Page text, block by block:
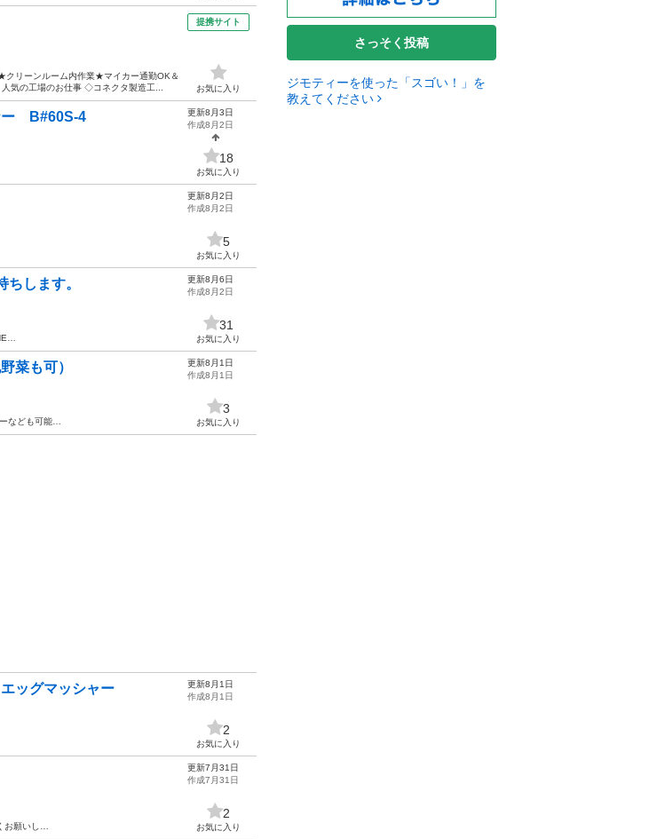
クリーンルーム内作業★マイカー通勤OK＆
気の工場のお仕事 ◇コネクタ製造工...
提携サイト
お気に入り
B#60S-4
更新8月3日
作成8月2日
18
お気に入り
更新8月2日
作成8月2日
5
お気に入り
します。
更新8月6日
作成8月2日
31
お気に入り
菜も可）
なども可能…
更新8月1日
作成8月1日
3
お気に入り
ッグマッシャー
更新8月1日
作成8月1日
2
お気に入り
お願いし…
更新7月31日
作成7月31日
2
お気に入り
さっそく投稿
ジモティーを使った「スゴい！」を
教えてください